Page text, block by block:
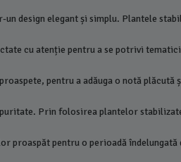
design elegant și simplu. Plantele
cu atenție pentru a se potrivi
pentru a adăuga o notă
Prin folosirea plantelor
proaspăt pentru o perioadă